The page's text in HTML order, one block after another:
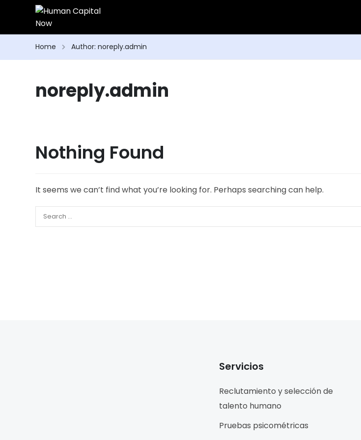
Home Author: noreply.admin
noreply.admin
Nothing Found
It seems we can’t find what you’re looking for. Perhaps searching can help.
Servicios
Reclutamiento y selección de
talento humano
Pruebas psicométricas